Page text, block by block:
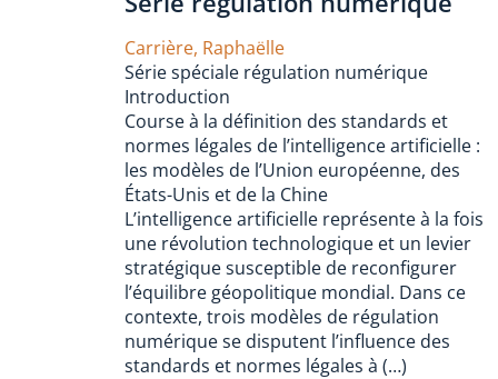
Carrière, Raphaëlle
Série spéciale régulation numérique
Introduction
Course à la définition des standards et
normes légales de l’intelligence artificielle :
les modèles de l’Union européenne, des
États-Unis et de la Chine
L’intelligence artificielle représente à la fois
une révolution technologique et un levier
stratégique susceptible de reconfigurer
l’équilibre géopolitique mondial. Dans ce
contexte, trois modèles de régulation
numérique se disputent l’influence des
standards et normes légales à (…)